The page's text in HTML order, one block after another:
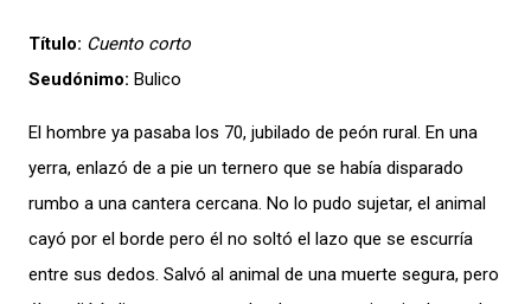
Título: Cuento corto
Seudónimo: Bulico
El hombre ya pasaba los 70, jubilado de peón rural. En una
yerra, enlazó de a pie un ternero que se había disparado
rumbo a una cantera cercana. No lo pudo sujetar, el animal
cayó por el borde pero él no soltó el lazo que se escurría
entre sus dedos. Salvó al animal de una muerte segura, pero